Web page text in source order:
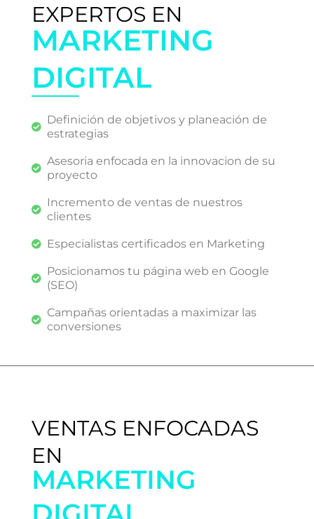
EXPERTOS EN
MARKETING
DIGITAL
Definición de objetivos y planeación de
estrategias
Asesoria enfocada en la innovacion de su
proyecto
Incremento de ventas de nuestros
clientes
Especialistas certificados en Marketing
Posicionamos tu página web en Google
(SEO)
Campañas orientadas a maximizar las
conversiones
VENTAS ENFOCADAS
EN
MARKETING